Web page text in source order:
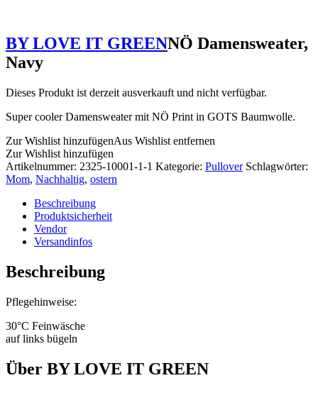
BY LOVE IT GREENNÖ Damensweater,
Navy
Dieses Produkt ist derzeit ausverkauft und nicht verfügbar.
Super cooler Damensweater mit NÖ Print in GOTS Baumwolle.
Zur Wishlist hinzufügenAus Wishlist entfernen
Zur Wishlist hinzufügen
Artikelnummer: 2325-10001-1-1 Kategorie: Pullover Schlagwörter:
Mom, Nachhaltig, ostern
Beschreibung
Produktsicherheit
Vendor
Versandinfos
Beschreibung
Pflegehinweise:
30°C Feinwäsche
auf links bügeln
Über BY LOVE IT GREEN